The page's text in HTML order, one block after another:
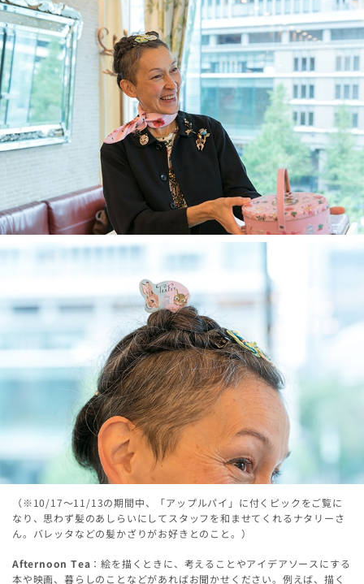
（※10/17～11/13の期間中、「アップルパイ」に付くピックをご覧に
なり、思わず髪のあしらいにしてスタッフを和ませてくれるナタリーさ
ん。バレッタなどの髪かざりがお好きとのこと。）
Afternoon Tea ：絵を描くときに、考えることやアイデアソースにする
本や映画、暮らしのことなどがあればお聞かせください。例えば、描く